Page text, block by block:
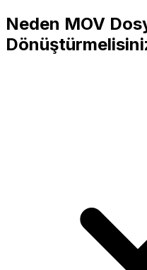
Neden MOV